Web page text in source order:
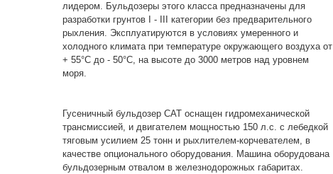
лидером. Бульдозеры этого класса предназначены для
разработки грунтов I - III категории без предварительного
рыхления. Эксплуатируются в условиях умеренного и
холодного климата при температуре окружающего воздуха от
+ 55°С до - 50°С, на высоте до 3000 метров над уровнем
моря.
Гусеничный бульдозер САТ оснащен гидромеханической
трансмиссией, и двигателем мощностью 150 л.с. с лебедкой
тяговым усилием 25 тонн и рыхлителем-корчевателем, в
качестве опционального оборудования. Машина оборудована
бульдозерным отвалом в железнодорожных габаритах.